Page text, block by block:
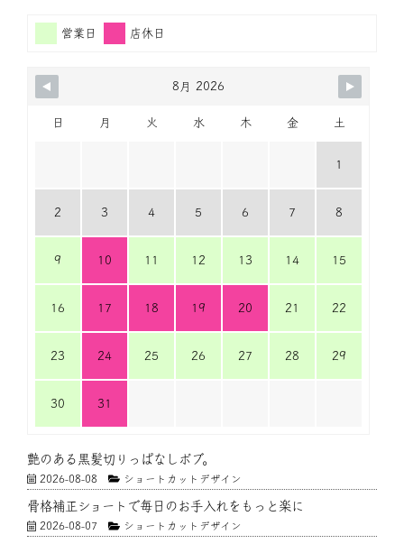
営業日 店休日
8月 2026
日 月 火 水 木 金 土
1
2 3 4 5 6 7 8
9 10 11 12 13 14 15
16 17 18 19 20 21 22
23 24 25 26 27 28 29
30 31
艶のある黒髪切りっぱなしボブ。
2026-08-08 ショートカットデザイン
骨格補正ショートで毎日のお手入れをもっと楽に
2026-08-07 ショートカットデザイン